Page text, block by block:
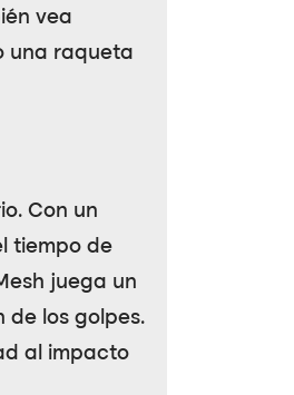
vea
una raqueta
Con un
tiempo de
juega un
de los golpes.
al impacto